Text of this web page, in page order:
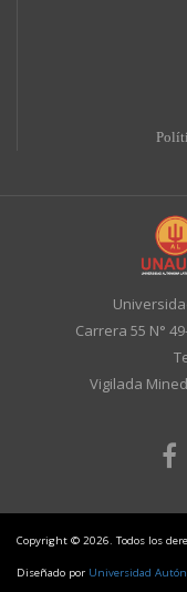
Carrera 55 N°
Vigilada
Copyright © 2026. Todos los
Diseñado por Universidad